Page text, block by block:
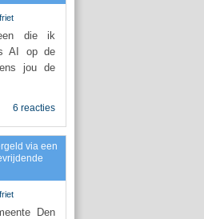
die ik
AI op de
jou de
6 reacties
via een
Den